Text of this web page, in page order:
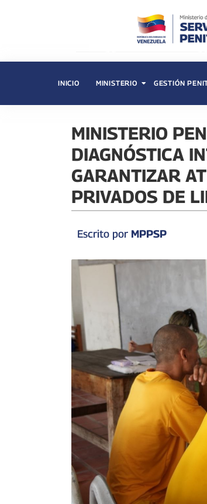
INICIO MINISTERIO GESTIÓN
‎MINISTERIO
DIAGNÓSTICA
GARANTIZAR
PRIVADOS DE
Escrito por MPPSP